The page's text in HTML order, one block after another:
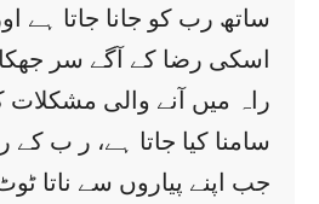
ساتھ رب کو جانا جاتا ہے
اسکی رضا کے آگے سر
راہ میں آنے والی
سامنا کیا جاتا ہے، ر ب
جب اپنے پیاروں سے ناتا